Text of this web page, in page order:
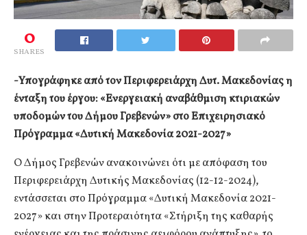
0
SHARES
-Υπογράφηκε από τον Περιφερειάρχη Δυτ. Μακεδονίας η
ένταξη του έργου: «Ενεργειακή αναβάθμιση κτιριακών
υποδομών του Δήμου Γρεβενών» στο Επιχειρησιακό
Πρόγραμμα «Δυτική Μακεδονία 2021-2027»
Ο Δήμος Γρεβενών ανακοινώνει ότι με απόφαση του
Περιφερειάρχη Δυτικής Μακεδονίας (12-12-2024),
εντάσσεται στο Πρόγραμμα «Δυτική Μακεδονία 2021-
2027» και στην Προτεραιότητα «Στήριξη της καθαρής